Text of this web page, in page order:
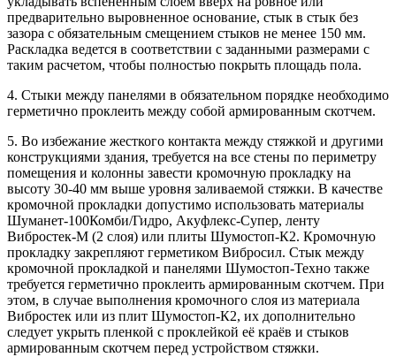
предварительно выровненное основание, стык в стык без
зазора с обязательным смещением стыков не менее 150 мм.
Раскладка ведется в соответствии с заданными размерами с
таким расчетом, чтобы полностью покрыть площадь пола.
4. Стыки между панелями в обязательном порядке необходимо
герметично проклеить между собой армированным скотчем.
5. Во избежание жесткого контакта между стяжкой и другими
конструкциями здания, требуется на все стены по периметру
помещения и колонны завести кромочную прокладку на
высоту 30-40 мм выше уровня заливаемой стяжки. В качестве
кромочной прокладки допустимо использовать материалы
Шуманет-100Комби/Гидро, Акуфлекс-Супер, ленту
Вибростек-М (2 слоя) или плиты Шумостоп-К2. Кромочную
прокладку закрепляют герметиком Вибросил. Стык между
кромочной прокладкой и панелями Шумостоп-Техно также
требуется герметично проклеить армированным скотчем. При
этом, в случае выполнения кромочного слоя из материала
Вибростек или из плит Шумостоп-К2, их дополнительно
следует укрыть пленкой с проклейкой её краёв и стыков
армированным скотчем перед устройством стяжки.